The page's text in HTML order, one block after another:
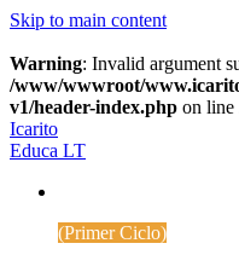
Skip to main content
Warning: Invalid argument
/www/wwwroot/
v1/header-index.php on line
Icarito
Educa LT
(Primer Ciclo)